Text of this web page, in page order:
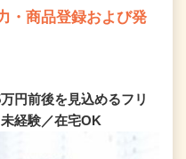
・商品登録および発
円前後を見込めるフリ
経験／在宅OK